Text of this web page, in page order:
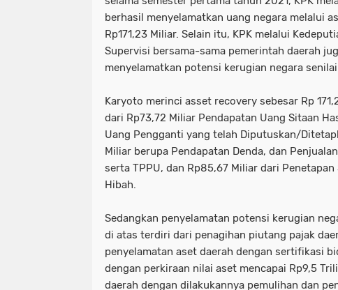
berhasil menyelamatkan uang negara melalui
Rp171,23 Miliar. Selain itu, KPK melalui
Supervisi bersama-sama pemerintah daerah
menyelamatkan potensi kerugian negara
Karyoto merinci asset recovery sebesar Rp
dari Rp73,72 Miliar Pendapatan Uang Sitaan
Uang Pengganti yang telah Diputuskan/
Miliar berupa Pendapatan Denda, dan
serta TPPU, dan Rp85,67 Miliar dari
Hibah.
Sedangkan penyelamatan potensi kerugian
di atas terdiri dari penagihan piutang pajak
penyelamatan aset daerah dengan sertifikasi
dengan perkiraan nilai aset mencapai Rp9,5
daerah dengan dilakukannya pemulihan dan